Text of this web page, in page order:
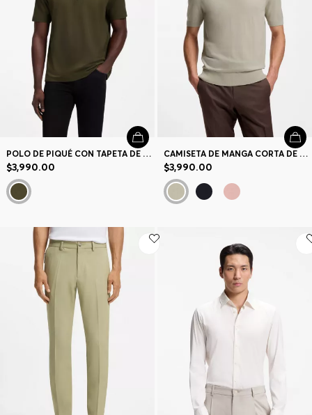
POLO DE PIQUÉ CON TAPETA DE CREMALLERA
$3,990.00
CAMISETA DE MANGA CORTA DE PUNTO EN LANA MERINA
$3,990.00